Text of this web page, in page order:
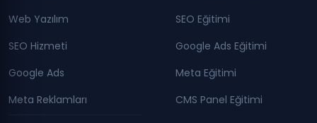
Web Yazılım
SEO Hizmeti
Google Ads
Meta Reklamları
SEO Eğitimi
Google Ads Eğitimi
Meta Eğitimi
CMS Panel Eğitimi